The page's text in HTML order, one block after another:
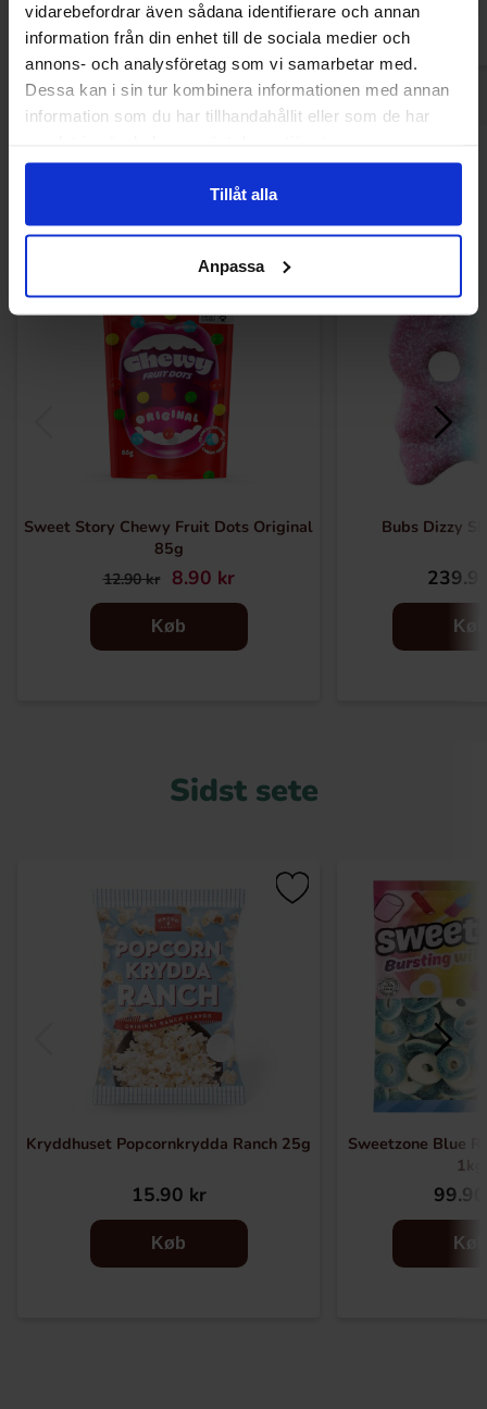
vidarebefordrar även sådana identifierare och annan
information från din enhet till de sociala medier och
annons- och analysföretag som vi samarbetar med.
Dessa kan i sin tur kombinera informationen med annan
information som du har tillhandahållit eller som de har
Tillåt alla
Anpassa
Andre kunne lide
Sweet Story Chewy Fruit Dots Original
85g
12.90 kr 8.90 kr
Køb
Bubs Dizzy
Køb
Sidst sete
Kryddhuset Popcornkrydda Ranch 25g
15.90 kr
Køb
Sweetzone Blue
1kg
Køb